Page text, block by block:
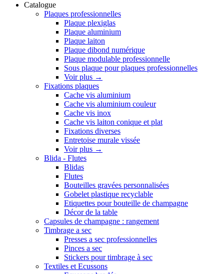
Catalogue
Plaques professionnelles
Plaque plexiglas
Plaque aluminium
Plaque laiton
Plaque dibond numérique
Plaque modulable professionnelle
Sous plaque pour plaques professionnelles
Voir plus →
Fixations plaques
Cache vis aluminium
Cache vis aluminium couleur
Cache vis inox
Cache vis laiton conique et plat
Fixations diverses
Entretoise murale vissée
Voir plus →
Blida - Flutes
Blidas
Flutes
Bouteilles gravées personnalisées
Gobelet plastique recyclable
Etiquettes pour bouteille de champagne
Décor de la table
Capsules de champagne : rangement
Timbrage a sec
Presses a sec professionnelles
Pinces a sec
Stickers pour timbrage à sec
Textiles et Ecussons